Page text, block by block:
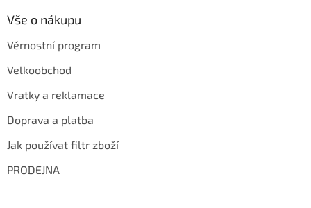
Vše o nákupu
Věrnostní program
Velkoobchod
Vratky a reklamace
Doprava a platba
Jak používat filtr zboží
PRODEJNA